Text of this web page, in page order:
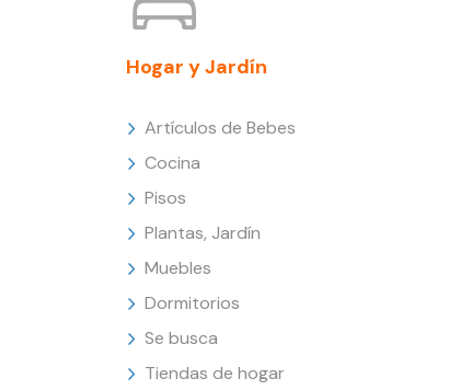
Hogar y Jardín
Artículos de Bebes
Cocina
Pisos
Plantas, Jardín
Muebles
Dormitorios
Se busca
Tiendas de hogar